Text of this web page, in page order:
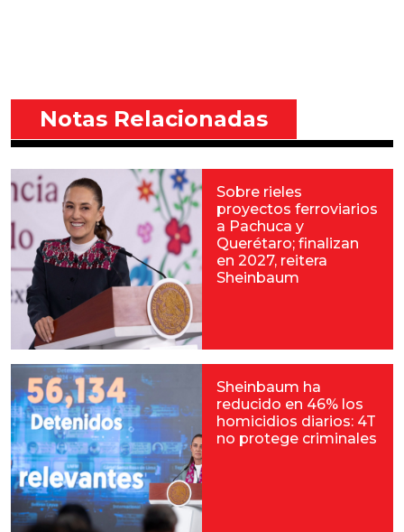
Notas Relacionadas
Sobre rieles
proyectos ferroviarios
a Pachuca y
Querétaro; finalizan
en 2027, reitera
Sheinbaum
Sheinbaum ha
reducido en 46% los
homicidios diarios: 4T
no protege criminales